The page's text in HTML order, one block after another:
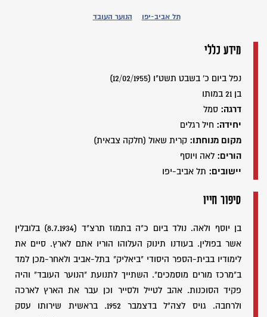
תל אביב-יפו הנוער העובד
מידע כללי
נפל ביום כ' בשבט תשט"ו (12/02/1955)
בן 21 במותו
דרגה: סמל
יחידה: חיל רגלים
מקום מנוחתו: קרית שאול (חלקה צבאית)
הורים: לאה ויוסף
יישובים: תל אביב-יפו
סיפור חייו
בן יוסף ולאה. נולד ביום כ"ה בתמוז תרצ"ד (8.7.1934) בלובלין
אשר בפולין. בעודנו תינוק העלוהו הוריו אתם לארץ. סיים את
לימודיו בבית-הספר היסודי "ביאליק" בתל-אביב ולאחר-מכן למד
ב"מרכז מורים מוסמכים". השתייך לתנועת "הנוער העובד" והיה
פקיד הסוכנות. אהב לטייל ולסייר וכן עבר את הארץ לארכה
ולרחבה. גויס לצה"ל בדצמבר 1952. בראשית שירותו עסק